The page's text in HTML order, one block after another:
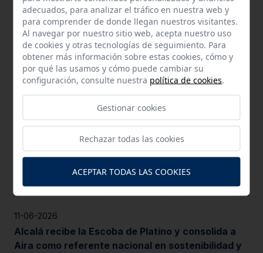
09-07-2026
La implantación del contenedor marrón avanza
de la mano de los colectivos vecinales
11-06-2026
Alcalá recibe la Escoba de Platino y consolida a
Aira como referente nacional en sostenibilidad y
adecuados, para analizar el tráfico en nuestra web y
para comprender de donde llegan nuestros visitantes.
Al navegar por nuestro sitio web, acepta nuestro uso
de cookies y otras tecnologías de seguimiento. Para
obtener más información sobre estas cookies, cómo y
por qué las usamos y cómo puede cambiar su
configuración, consulte nuestra política de cookies.
Gestionar cookies
Rechazar todas las cookies
ACEPTAR TODAS LAS COOKIES